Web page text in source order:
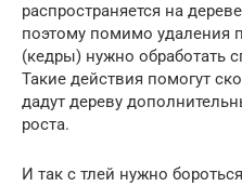
распространяется на
поэтому помимо удаления
(кедры) нужно обработать
Такие действия помогут
дадут дереву
роста.
И так с тлей нужно